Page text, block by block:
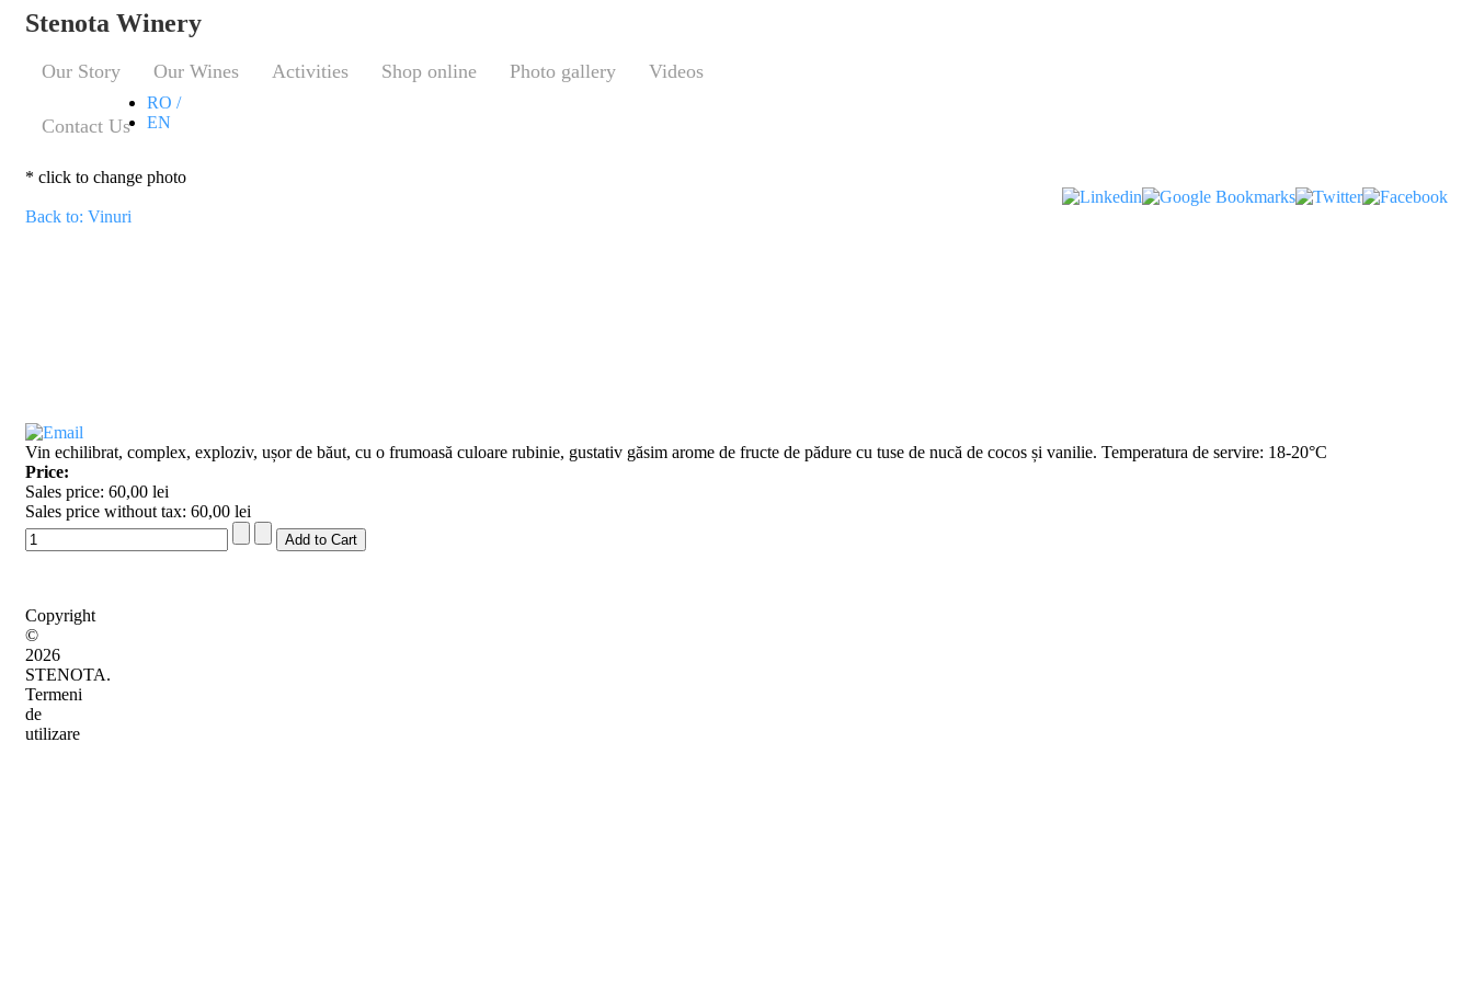
Stenota Winery
Our Story Our Wines Activities Shop online Photo gallery Videos
Contact Us
RO /
EN
* click to change photo
Back to: Vinuri
Vin echilibrat, complex, exploziv, ușor de băut, cu o frumoasă culoare rubinie, gustativ găsim arome de fructe de pădure cu tuse de nucă de cocos și vanilie. Temperatura de servire: 18-20°C
Price:
Sales price: 60,00 lei
Sales price without tax: 60,00 lei
Copyright
©
2026
STENOTA.
Termeni
de
utilizare